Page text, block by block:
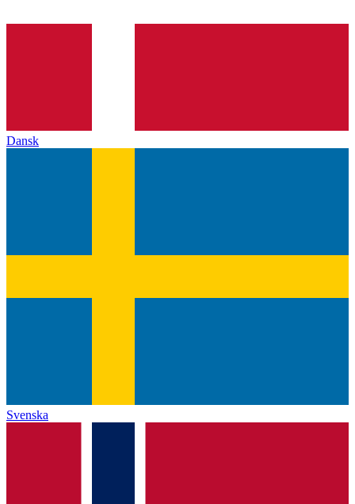
Dansk
Svenska